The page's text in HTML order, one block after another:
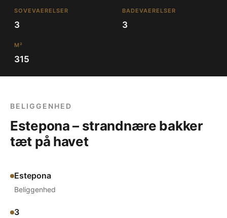
SOVEVAERELSER
3
BADEVAERELSER
3
M²
315
BELIGGENHED
Estepona – strandnære bakker
tæt på havet
Estepona
Beliggenhed
3